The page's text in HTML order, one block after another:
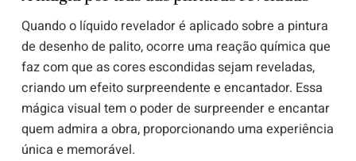
Quando o líquido revelador é aplicado sobre a pintura
de desenho de palito, ocorre uma reação química que
faz com que as cores escondidas sejam reveladas,
criando um efeito surpreendente e encantador. Essa
mágica visual tem o poder de surpreender e encantar
quem admira a obra, proporcionando uma experiência
única e memorável.